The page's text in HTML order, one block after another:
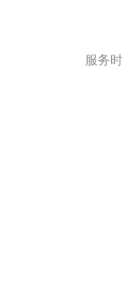
服务